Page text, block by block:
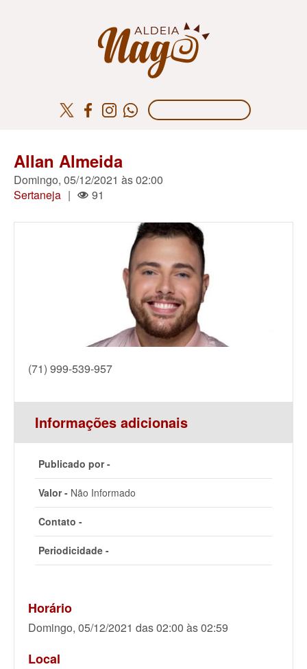
Allan Almeida
Domingo, 05/12/2021 às 02:00
Sertaneja | 91
(71) 999-539-957
Informações adicionais
Publicado por -
Valor - Não Informado
Contato -
Periodicidade -
Horário
Domingo, 05/12/2021 das 02:00 às 02:59
Local